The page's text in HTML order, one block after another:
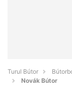
Turul Bútor
Novák Bútor